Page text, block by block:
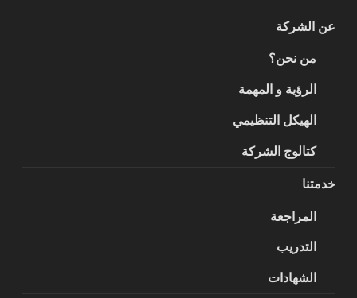
عن الشركة
من نحن؟
الرؤية و المهمة
الهيكل التنظيمي
كتالوج الشركة
خدمتنا
المراجعة
التدريب
الشهادات